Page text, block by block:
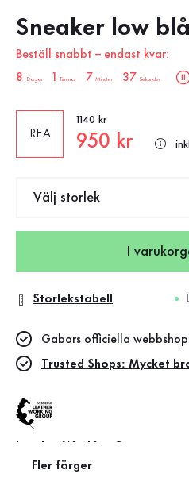
Sneaker low blå
Beställ snabbt – endast kvar:
sale.countdown.description
8 Dagar 1 Timmar 7 Minuter 36 Sekunder
REA
Gammalt pris
1140 kr
Nytt pris
950 kr
Välj storlek
I
Storlekstabell
Fler färger
Gabors officiella webbshop
Trusted Shops: Mycket